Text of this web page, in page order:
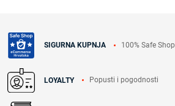
SIGURNA KUPNJA 100% Safe Shop
LOYALTY Popusti i pogodnosti